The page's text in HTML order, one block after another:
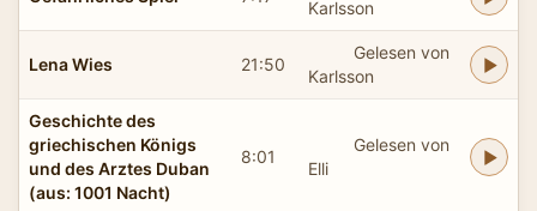
Karlsson
Lena Wies 21:50
Gelesen von
Karlsson
Geschichte des
griechischen Königs
und des Arztes Duban
(aus: 1001 Nacht)
8:01
Gelesen von
Elli